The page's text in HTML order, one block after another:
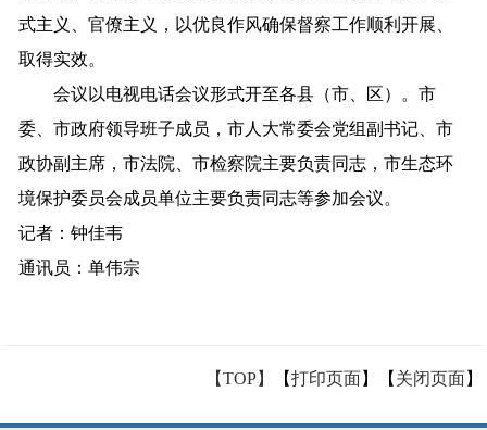
式主义、官僚主义， 以优良作风确保督察工作顺利开展、
取得实效。
会议以电视电话会议形式开至各县（市、 区）。市
委、市政府领导班子成员 ，市人大常委会党组副书记 、市
政协副主席，市法院、市检察院主要负责同志 ，市生态环
境保护委员会成员单位主要负责同志等参加会议。
记者 ：钟佳韦
通讯员：单伟宗
【TOP】 【打印页面】【 关闭页面】